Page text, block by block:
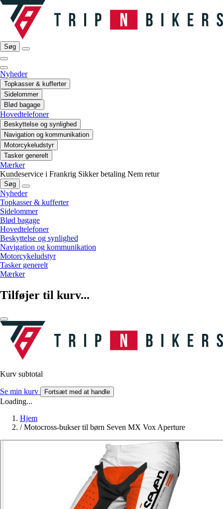
Søg
Nyheder
Topkasser & kufferter
Sidelommer
Blød bagage
Hovedtelefoner
Beskyttelse og synlighed
Navigation og kommunikation
Motorcykeludstyr
Tasker generelt
Mærker
Kundeservice i Frankrig Sikker betaling Nem retur
Søg
Nyheder
Topkasser & kufferter
Sidelommer
Blød bagage
Hovedtelefoner
Beskyttelse og synlighed
Navigation og kommunikation
Motorcykeludstyr
Tasker generelt
Mærker
Tilføjer til kurv...
Kurv subtotal
Se min kurv Fortsæt med at handle
Loading...
Hjem
/ Motocross-bukser til børn Seven MX Vox Aperture